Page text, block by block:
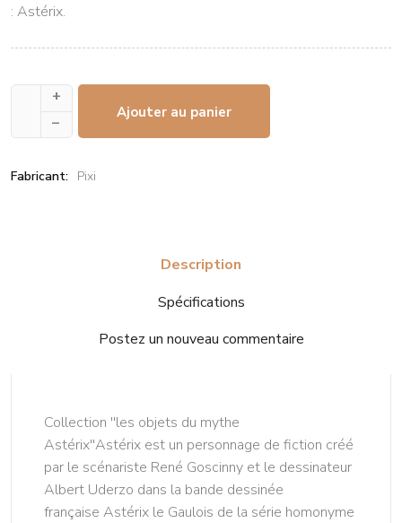
: Astérix.
+
–
Ajouter au panier
Fabricant: Pixi
Description
Spécifications
Postez un nouveau commentaire
Collection ''les objets du mythe
Astérix''Astérix est un personnage de fiction créé
par le scénariste René Goscinny et le dessinateur
Albert Uderzo dans la bande dessinée
française Astérix le Gaulois de la série homonyme